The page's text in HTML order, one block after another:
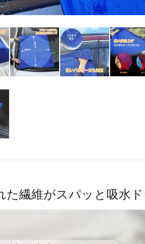
繊維がスパッと吸水ド